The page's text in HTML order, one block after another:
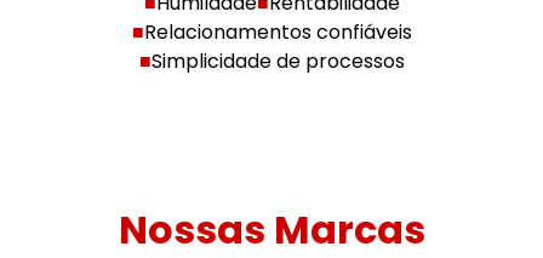
■Relacionamentos confiáveis
■Simplicidade de processos
Nossas Marcas